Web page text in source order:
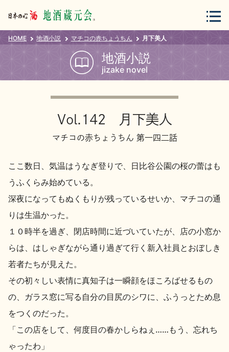
会員登録 ログイン
地酒用語集
HOME 地酒小説 マチコの赤ちょうちん 月下美人
地酒小説
jizake novel
Vol.142 月下美人
マチコの赤ちょうちん 第一四二話
ここ数日、気温はうなぎ登りで、日比谷公園の桜の蕾はも
うふくらみ始めている。
深夜になってもぬくもりが残っているせいか、マチコの通
りは生温かった。
１０時半を過ぎ、閉店時間に近づいていたが、店の小窓か
らは、はしゃぎながら通り過ぎて行く新入社員とおぼしき
若者たちが見えた。
その初々しい表情に真知子は一瞬顔をほころばせるもの
の、ガラス窓に写る自分の目尻のシワに、ふうっとため息
をつくのだった。
「この店をして、何度目の春かしらねぇ……もう、忘れち
ゃったわ」